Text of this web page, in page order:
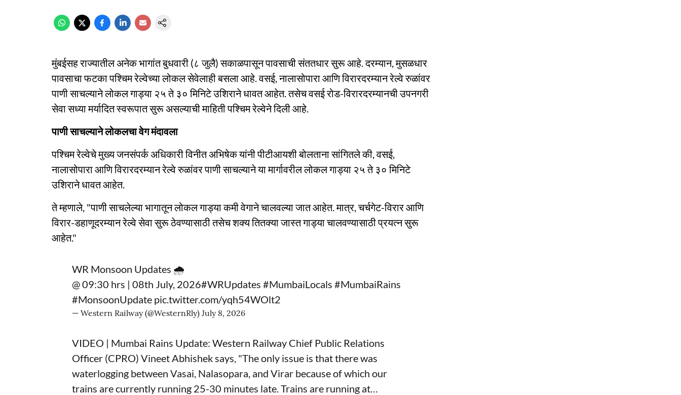
मुंबईसह राज्यातील अनेक भागांत बुधवारी (८ जुलै) सकाळपासून पावसाची संततधार सुरू आहे. दरम्यान, मुसळधार
पावसाचा फटका पश्चिम रेल्वेच्या लोकल सेवेलाही बसला आहे. वसई, नालासोपारा आणि विरारदरम्यान रेल्वे रुळांवर
पाणी साचल्याने लोकल गाड्या २५ ते ३० मिनिटे उशिराने धावत आहेत. तसेच वसई रोड-विरारदरम्यानची उपनगरी
सेवा सध्या मर्यादित स्वरूपात सुरू असल्याची माहिती पश्चिम रेल्वेने दिली आहे.
पाणी साचल्याने लोकलचा वेग मंदावला
पश्चिम रेल्वेचे मुख्य जनसंपर्क अधिकारी विनीत अभिषेक यांनी पीटीआयशी बोलताना सांगितले की, वसई,
नालासोपारा आणि विरारदरम्यान रेल्वे रुळांवर पाणी साचल्याने या मार्गावरील लोकल गाड्या २५ ते ३० मिनिटे
उशिराने धावत आहेत.
ते म्हणाले, "पाणी साचलेल्या भागातून लोकल गाड्या कमी वेगाने चालवल्या जात आहेत. मात्र, चर्चगेट-विरार आणि
विरार-डहाणूदरम्यान रेल्वे सेवा सुरू ठेवण्यासाठी तसेच शक्य तितक्या जास्त गाड्या चालवण्यासाठी प्रयत्न सुरू
आहेत."
WR Monsoon Updates 🌧️
@ 09:30 hrs | 08th July, 2026#WRUpdates #MumbaiLocals #MumbaiRains
#MonsoonUpdate pic.twitter.com/yqh54WOlt2
— Western Railway (@WesternRly) July 8, 2026
VIDEO | Mumbai Rains Update: Western Railway Chief Public Relations
Officer (CPRO) Vineet Abhishek says, "The only issue is that there was
waterlogging between Vasai, Nalasopara, and Virar because of which our
trains are currently running 25-30 minutes late. Trains are running at…